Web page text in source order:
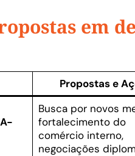
em
Propostas e
Busca por novos
fortalecimento do
comércio interno,
negociações